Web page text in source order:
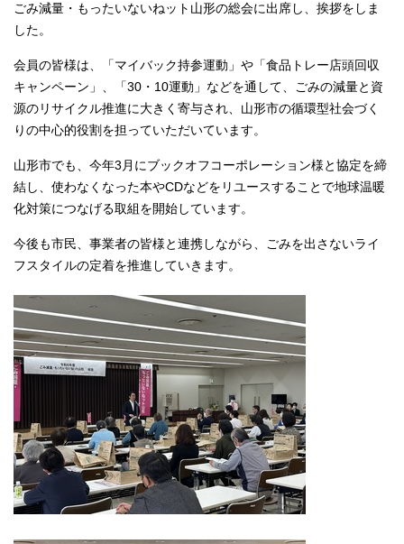
ごみ減量・もったいないねット山形の総会に出席し、挨拶をしま
した。
会員の皆様は、「マイバック持参運動」や「食品トレー店頭回収
キャンペーン」、「30・10運動」などを通して、ごみの減量と資
源のリサイクル推進に大きく寄与され、山形市の循環型社会づく
りの中心的役割を担っていただいています。
山形市でも、今年3月にブックオフコーポレーション様と協定を締
結し、使わなくなった本やCDなどをリユースすることで地球温暖
化対策につなげる取組を開始しています。
今後も市民、事業者の皆様と連携しながら、ごみを出さないライ
フスタイルの定着を推進していきます。